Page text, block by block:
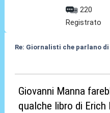
220
Registrato
Re: Giornalisti che parlano
Giovanni Manna
qualche libro di